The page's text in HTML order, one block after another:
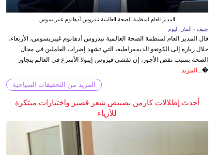
المدير العام لمنظمة الصحة العالمية تيدروس أدهانوم غيبريسوس
جنيف - عُمان اليوم
قال المدير العام لمنظمة الصحة العالمية تيدروس أدهانوم غيبريسوس، الأربعاء،
خلال زيارة إلى الكونغو الديمقراطية، التي تشهد إضراب العاملين في مجال
الصحة بسبب نقص الأجور، إن تفشي فيروس إيبولا الأسرع في العالم يتجاوز
�... المزيد
المزيد من التحقيقات السياحية
أحدث إطلالات كارمن بصيبص شعر قصير واختيارات مبتكرة
للأزياء